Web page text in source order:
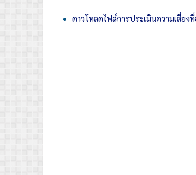
ดาวโหลดไฟล์การประเมินความเสี่ย